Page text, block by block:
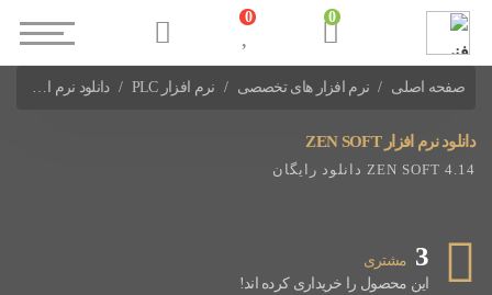
صفحه اصلی نرم افزار های تخصصی نرم افزار PLC
نرم افزارهای PLC OMRON
دانلود نرم افزار ZEN SOFT
دانلود نرم افزار ZEN SOFT
ZEN SOFT 4.14 دانلود رایگان
3 مشتری
این محصول را خریداری کرده اند!
0
0